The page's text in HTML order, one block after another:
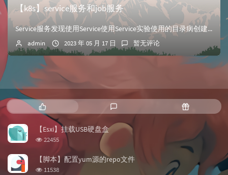
【k8s】service服务和job服务
Service服务发现使用Service使用Service实验使用的目录病创建后端的httpd-Dy[root@master servicefile]# ...
admin 2023 年 05 月 17 日 暂无评论
热
门
文
章
新
评
随
机
章
【Esxi】挂载USB硬盘盒
浏
次
数:
22455
【脚本】配置yum源的repo文件
浏
11538